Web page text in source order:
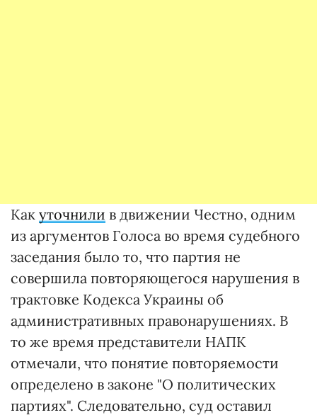
Как уточнили в движении Честно, одним
из аргументов Голоса во время судебного
заседания было то, что партия не
совершила повторяющегося нарушения в
трактовке Кодекса Украины об
административных правонарушениях. В
то же время представители НАПК
отмечали, что понятие повторяемости
определено в законе "О политических
партиях". Следовательно, суд оставил